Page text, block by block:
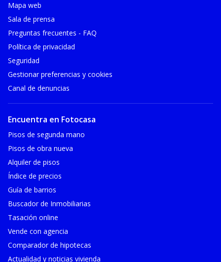
Mapa web
Sala de prensa
Preguntas frecuentes - FAQ
Política de privacidad
Seguridad
Gestionar preferencias y cookies
Canal de denuncias
Encuentra en Fotocasa
Pisos de segunda mano
Pisos de obra nueva
Alquiler de pisos
Índice de precios
Guía de barrios
Buscador de Inmobiliarias
Tasación online
Vende con agencia
Comparador de hipotecas
Actualidad y noticias vivienda